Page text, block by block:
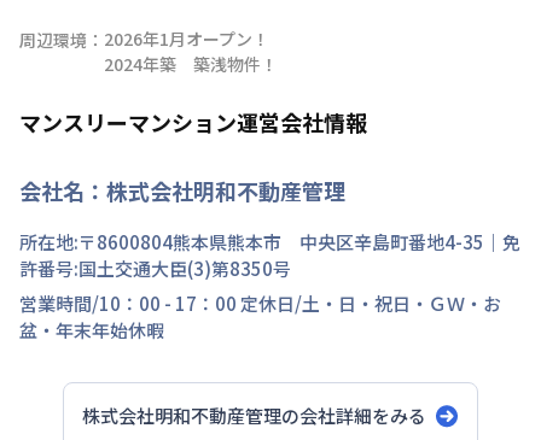
周辺環境： 2026年1月オープン！
2024年築　築浅物件！
マンスリーマンション運営会社情報
会社名： 株式会社明和不動産管理
所在地:〒8600804熊本県熊本市 中央区辛島町番地4-35 ｜免
許番号:国土交通大臣(3)第8350号
営業時間/10：00 - 17：00 定休日/土・日・祝日・ＧＷ・お
盆・年末年始休暇
株式会社明和不動産管理の会社詳細をみる